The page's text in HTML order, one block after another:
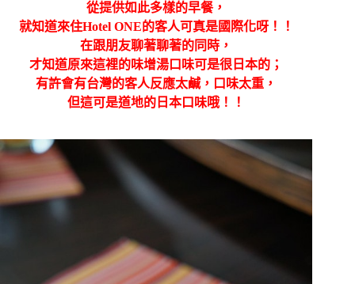
從提供如此多樣的早餐，
就知道來住Hotel ONE的客人可真是國際化呀！！
在跟朋友聊著聊著的同時，
才知道原來這裡的味增湯口味可是很日本的；
有許會有台灣的客人反應太鹹，口味太重，
但這可是道地的日本口味哦！！